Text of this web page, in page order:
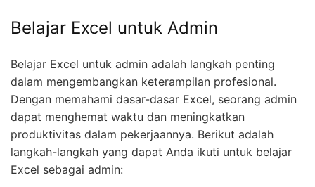
Belajar Excel untuk Admin
Belajar Excel untuk admin adalah langkah penting
dalam mengembangkan keterampilan profesional.
Dengan memahami dasar-dasar Excel, seorang admin
dapat menghemat waktu dan meningkatkan
produktivitas dalam pekerjaannya. Berikut adalah
langkah-langkah yang dapat Anda ikuti untuk belajar
Excel sebagai admin: